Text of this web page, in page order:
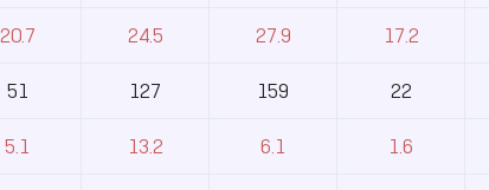
20.7 24.5 27.9 17.2
51 127 159 22
5.1 13.2 6.1 1.6